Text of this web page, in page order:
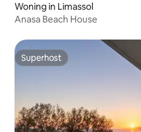
Woning in Limassol
Anasa Beach House
Superhost
Superhost